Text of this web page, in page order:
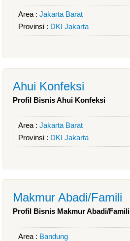
Area : Jakarta Barat
Provinsi : DKI Jakarta
Ahui Konfeksi
Profil Bisnis Ahui Konfeksi
Area : Jakarta Barat
Provinsi : DKI Jakarta
Makmur Abadi/Famili
Profil Bisnis Makmur Abadi/Famili
Area : Bandung